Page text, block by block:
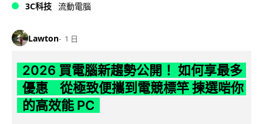
3C科技 流動電腦
Lawton 1 日
2026 買電腦新趨勢公開！ 如何享最多
優惠 從極致便攜到電競標竿 揀選啱你
的高效能 PC